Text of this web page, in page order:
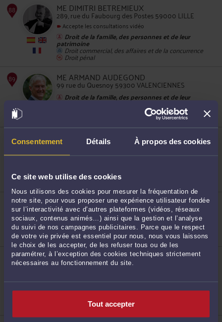
Consentement Détails À propos des cookies
Ce site web utilise des cookies
Nous utilisons des cookies pour mesurer la fréquentation de
notre site, pour vous proposer une expérience utilisateur fondée
sur l’interactivité avec d’autres plateformes (vidéos, réseaux
sociaux, contenus animés…) ainsi que la gestion et l’analyse
du suivi de nos campagnes publicitaires. Parce que le respect
de votre vie privée est essentiel pour nous, nous vous laissons
le choix de les accepter, de les refuser tous ou de les
paramétrer, à l’exception des cookies techniques strictement
nécessaires au fonctionnement du site.
Tout accepter
87
88
ME DIMITRI BETREMIEUX
289, rue du Faubourg des Postes 59000 LILLE
Accepte les consultations vidéo
Droit de la famille, des personnes et de leur
patrimoine
Droit commercial, des affaires et de la concurrence
Droit pénal
89
ME ARMAND AUDEGOND
99 rue du Quesnoy 59300 VALENCIENNES
Droit de la famille, des personnes et de leur
patrimoine
Droit du crédit et de la consommation
90
ME FRÉDÉRIQUE MAZUREK
26 boulevard Sainte Barbe 59140 DUNKERQUE
Droit de la famille, des personnes et de leur
Droit fiscal et droit douanier
ME SARAH CHABOU
3, rue Basse 59800 LILLE
Droit de la famille, des personnes et de leur
patrimoine
ME AUDREY FUNK
121, rue du 8 mai 1945 59650 VILLENEUVE D ASCQ
Droit de la famille, des personnes et de leur
patrimoine
Droit commercial, des affaires et de la concurrence
Procédure civile